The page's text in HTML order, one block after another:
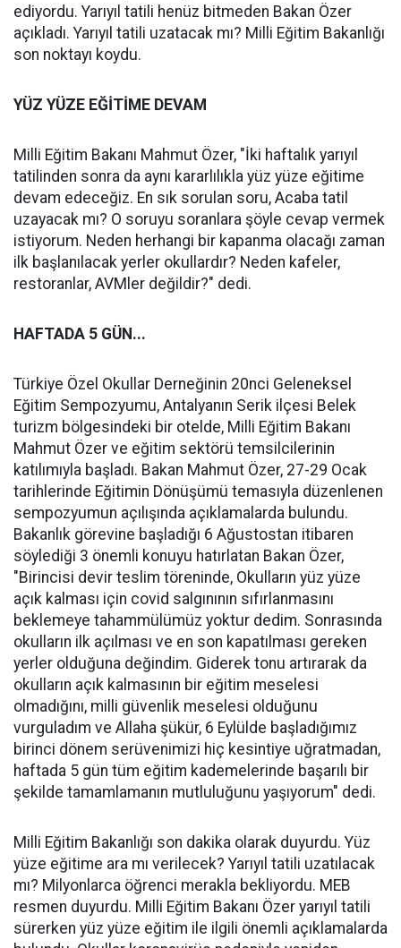
ediyordu. Yarıyıl tatili henüz bitmeden Bakan Özer
açıkladı. Yarıyıl tatili uzatacak mı? Milli Eğitim Bakanlığı
son noktayı koydu.
YÜZ YÜZE EĞİTİME DEVAM
Milli Eğitim Bakanı Mahmut Özer, "İki haftalık yarıyıl
tatilinden sonra da aynı kararlılıkla yüz yüze eğitime
devam edeceğiz. En sık sorulan soru, Acaba tatil
uzayacak mı? O soruyu soranlara şöyle cevap vermek
istiyorum. Neden herhangi bir kapanma olacağı zaman
ilk başlanılacak yerler okullardır? Neden kafeler,
restoranlar, AVMler değildir?" dedi.
HAFTADA 5 GÜN...
Türkiye Özel Okullar Derneğinin 20nci Geleneksel
Eğitim Sempozyumu, Antalyanın Serik ilçesi Belek
turizm bölgesindeki bir otelde, Milli Eğitim Bakanı
Mahmut Özer ve eğitim sektörü temsilcilerinin
katılımıyla başladı. Bakan Mahmut Özer, 27-29 Ocak
tarihlerinde Eğitimin Dönüşümü temasıyla düzenlenen
sempozyumun açılışında açıklamalarda bulundu.
Bakanlık görevine başladığı 6 Ağustostan itibaren
söylediği 3 önemli konuyu hatırlatan Bakan Özer,
"Birincisi devir teslim töreninde, Okulların yüz yüze
açık kalması için covid salgınının sıfırlanmasını
beklemeye tahammülümüz yoktur dedim. Sonrasında
okulların ilk açılması ve en son kapatılması gereken
yerler olduğuna değindim. Giderek tonu artırarak da
okulların açık kalmasının bir eğitim meselesi
olmadığını, milli güvenlik meselesi olduğunu
vurguladım ve Allaha şükür, 6 Eylülde başladığımız
birinci dönem serüvenimizi hiç kesintiye uğratmadan,
haftada 5 gün tüm eğitim kademelerinde başarılı bir
şekilde tamamlamanın mutluluğunu yaşıyorum" dedi.
Milli Eğitim Bakanlığı son dakika olarak duyurdu. Yüz
yüze eğitime ara mı verilecek? Yarıyıl tatili uzatılacak
mı? Milyonlarca öğrenci merakla bekliyordu. MEB
resmen duyurdu. Milli Eğitim Bakanı Özer yarıyıl tatili
sürerken yüz yüze eğitim ile ilgili önemli açıklamalarda